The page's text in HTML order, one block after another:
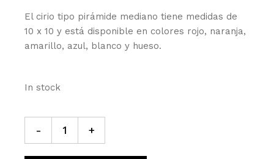
El cirio tipo pirámide mediano tiene medidas de
10 x 10 y está disponible en colores rojo, naranja,
amarillo, azul, blanco y hueso.
In stock
Pirámide mediana Hueso cantidad
- +